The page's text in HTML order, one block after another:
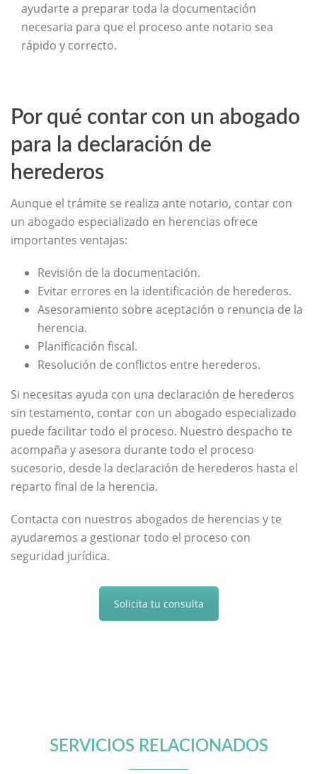
ayudarte a preparar toda la documentación
necesaria para que el proceso ante notario sea
rápido y correcto.
Por qué contar con un abogado
para la declaración de
herederos
Aunque el trámite se realiza ante notario, contar con
un abogado especializado en herencias ofrece
importantes ventajas:
Revisión de la documentación.
Evitar errores en la identificación de herederos.
Asesoramiento sobre aceptación o renuncia de la
herencia.
Planificación fiscal.
Resolución de conflictos entre herederos.
Si necesitas ayuda con una declaración de herederos
sin testamento, contar con un abogado especializado
puede facilitar todo el proceso. Nuestro despacho te
acompaña y asesora durante todo el proceso
sucesorio, desde la declaración de herederos hasta el
reparto final de la herencia.
Contacta con nuestros abogados de herencias y te
ayudaremos a gestionar todo el proceso con
seguridad jurídica.
Solicita tu consulta
SERVICIOS RELACIONADOS